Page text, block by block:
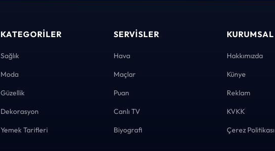
KATEGORILER
Sağlık
Moda
Güzellik
Dekorasyon
Yemek Tarifleri
SERVISLER
Hava
Maçlar
Puan
Canlı TV
Biyografi
KURUMSAL
Hakkımızda
Künye
Reklam
KVKK
Çerez Politikası